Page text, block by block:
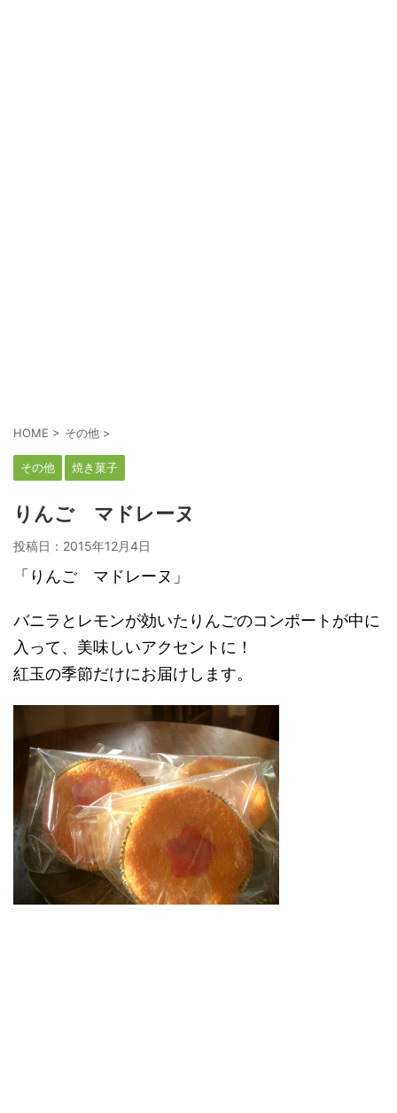
HOME > その他 >
その他 焼き菓子
りんご マドレーヌ
投稿日： 2015年12月4日
「りんご マドレーヌ」
バニラとレモンが効いたりんごのコンポートが中に
入って、美味しいアクセントに！
紅玉の季節だけにお届けします。